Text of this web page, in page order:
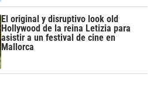
El original y disruptivo look old
Hollywood de la reina Letizia para
asistir a un festival de cine en
Mallorca